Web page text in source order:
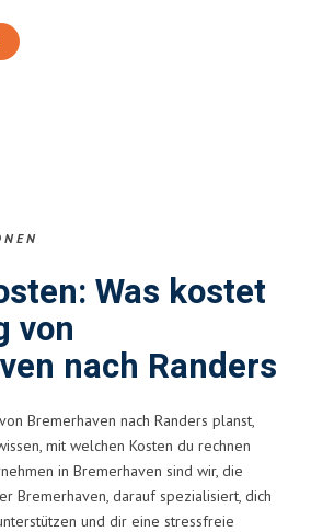
Was kostet
von
nach Randers
Bremerhaven nach Randers planst,
mit welchen Kosten du rechnen
in Bremerhaven sind wir, die
Bremerhaven, darauf spezialisiert, dich
und dir eine stressfreie